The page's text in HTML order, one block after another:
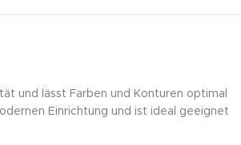
und lässt Farben und Konturen optimal
Einrichtung und ist ideal geeignet